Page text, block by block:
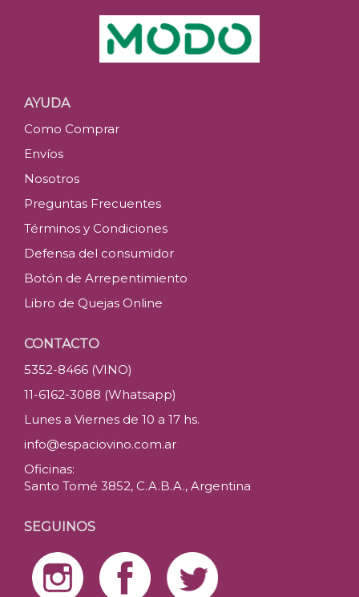
AYUDA
Como Comprar
Envíos
Nosotros
Preguntas Frecuentes
Términos y Condiciones
Defensa del consumidor
Botón de Arrepentimiento
Libro de Quejas Online
CONTACTO
5352-8466 (VINO)
11-6162-3088 (Whatsapp)
Lunes a Viernes de 10 a 17 hs.
info@espaciovino.com.ar
Oficinas:
Santo Tomé 3852, C.A.B.A., Argentina
SEGUINOS